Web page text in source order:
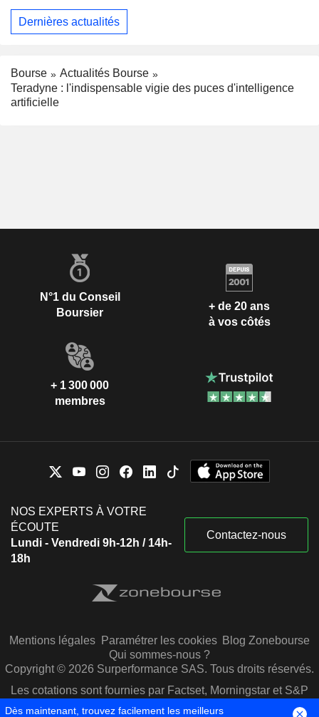
Dernières actualités
Bourse
Actualités Bourse
Teradyne : l'indispensable vigie des puces d'intelligence
artificielle
N°1 du Conseil
Boursier
+ de 20 ans
à vos côtés
+ 1 300 000
membres
NOS EXPERTS À VOTRE
ÉCOUTE
Lundi - Vendredi 9h-12h / 14h-
18h
Contactez-nous
Mentions légales Paramétrer les cookies Blog Zonebourse
Qui sommes-nous ?
Copyright © 2026 Surperformance SAS. Tous droits réservés.
Les cotations sont fournies par Factset, Morningstar et S&P
Capital IQ
Dès maintenant, trouvez facilement les meilleurs